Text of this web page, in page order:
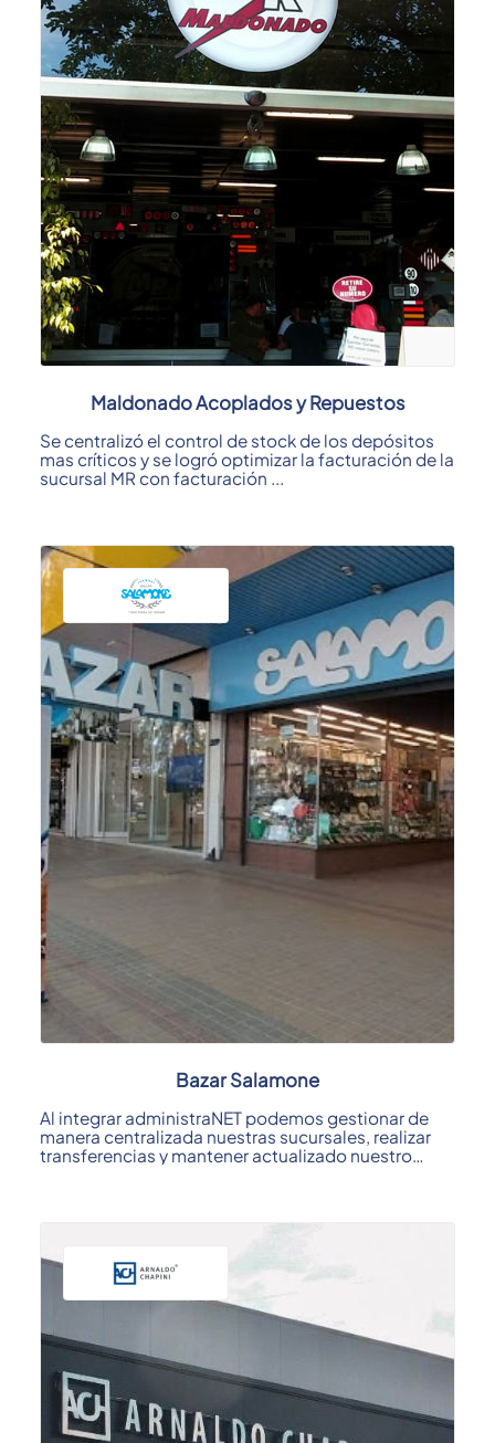
Maldonado Acoplados y Repuestos
Se centralizó el control de stock de los depósitos
mas críticos y se logró optimizar la facturación de la
sucursal MR con facturación ...
Bazar Salamone
Al integrar administraNET podemos gestionar de
manera centralizada nuestras sucursales, realizar
transferencias y mantener actualizado nuestro